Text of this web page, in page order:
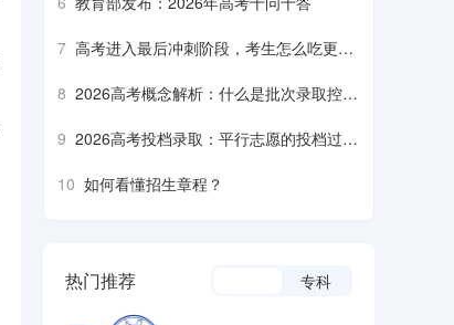
7 高考进入最后冲刺阶段，考生怎么吃更营
8 2026高考概念解析：什么是批次录取控制
9 2026高考投档录取：平行志愿的投档过程
10 如何看懂招生章程？
热门推荐 专科